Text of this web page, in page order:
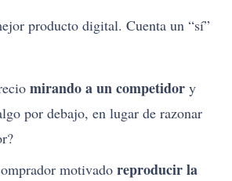
producto digital. Cuenta un “sí”
mirando a un competidor y
por debajo, en lugar de razonar
motivadoreproducir la